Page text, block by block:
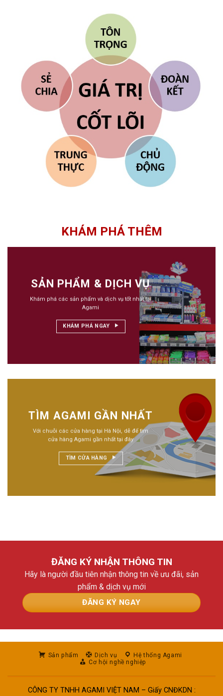
KHÁM PHÁ THÊM
SẢN PHẨM & DỊCH VỤ
Khám phá các sản phẩm và dịch vụ tốt nhất tại
Agami
KHÁM PHÁ NGAY
TÌM AGAMI GẦN NHẤT
Với chuỗi các cửa hàng tại Hà Nội, dễ để tìm
cửa hàng Agami gần nhất tại đây
TÌM CỬA HÀNG
ĐĂNG KÝ NHẬN THÔNG TIN
Hãy là người đầu tiên nhận thông tin về ưu đãi, sản
phẩm & dịch vụ mới
ĐĂNG KÝ NGAY
Sản phẩm Dịch vụ
Hệ thống Agami
Cơ hội nghề nghiệp
CÔNG TY TNHH AGAMI VIỆT NAM – Giấy CNĐKDN :